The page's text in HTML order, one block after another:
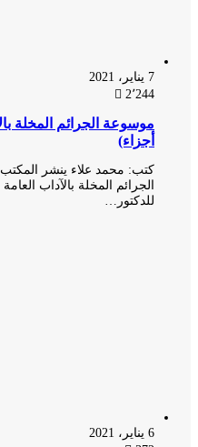
2٬244
أجزاء)
كتب: محمد علاء ينشر المكتب
للدكتور…